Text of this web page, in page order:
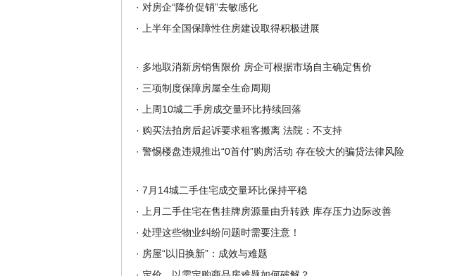
· 对房企“降价促销”去敏感化
·
上半年全国保障性住房建设取得积极进展
· 多地取消新房销售限价 房企可根据市场自主确定售价
· 三项制度保障房屋全生命周期
·
上周10城二手房成交量环比持续回落
· 购买法拍房后起诉要求租客搬离 法院：不支持
· 警惕楼盘违规推出“0首付”购房活动 存在较大的骗贷法律风险
· 7月14城二手住宅成交量环比保持平稳
·
上月二手住宅在售挂牌房源量由升转跌 库存压力边际改善
· 处理这些物业纠纷问题时需要注意！
· 房屋“以旧换新”：成效与难题